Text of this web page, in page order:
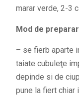
marar verde, 2-3
Mod de
– se fierb aparte
taiate cubuleţe
depinde si de
pune la fiert chiar